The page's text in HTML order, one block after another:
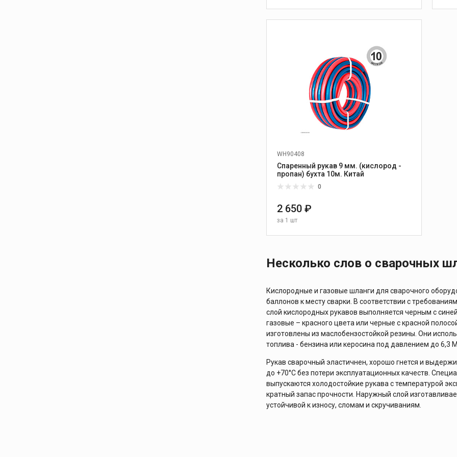
В КОРЗИНУ
WH90408
Спаренный рукав 9 мм. (кислород -
пропан) бухта 10м. Китай
0
2 650 ₽
за 1 шт
Несколько слов о сварочных
Кислородные и газовые шланги для сварочного
баллонов к месту сварки. В соответствии с
слой кислородных рукавов выполняется черным с
газовые – красного цвета или черные с красной
изготовлены из маслобензостойкой резины. Они
топлива - бензина или керосина под давлением до 6,3
Рукав сварочный эластичнен, хорошо гнется и
до +70°С без потери эксплуатационных качеств.
выпускаются холодостойкие рукава с температурой
кратный запас прочности. Наружный слой
устойчивой к износу, сломам и скручиваниям.